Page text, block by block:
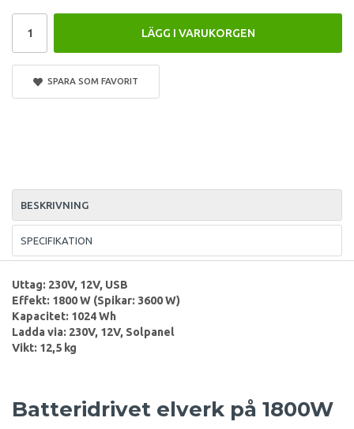
LÄGG I VARUKORGEN
SPARA SOM FAVORIT
BESKRIVNING
SPECIFIKATION
Uttag: 230V, 12V, USB
Effekt: 1800 W (Spikar: 3600 W)
Kapacitet: 1024 Wh
Ladda via: 230V, 12V, Solpanel
Vikt: 12,5 kg
Batteridrivet elverk på 1800W